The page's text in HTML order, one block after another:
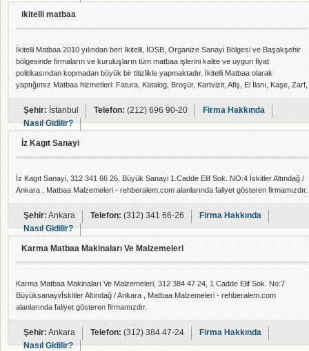
ikitelli matbaa
İkitelli Matbaa 2010 yılından beri İkitelli, İOSB, Organize Sanayi Bölgesi ve Başakşehir
bölgesinde firmaların ve kuruluşların tüm matbaa işlerini kalite ve uygun fiyat
politikasından kopmadan büyük bir titizlikle yapmaktadır. İkitelli Matbaa olarak
yaptığımız Matbaa hizmetleri: Fatura, Katalog, Broşür, Kartvizit, Afiş, El İlanı, Kaşe, Zarf,
Antetli Kağıt, Dergi, Ajanda, Bloknot, Davetiye, Cepli Dosya, Küp not, Küp Bloknot,
magnet, yaka kartı, Bardak Altlığı, Poster, Etiket Sticker, Kurumsal Kimlik, Ruhsat Kabı,
Takvim, Islak
Şehir:İstanbul Telefon:(212) 696 90-20
Firma Hakkında
Nasıl Gidilir?
İz Kagıt Sanayi
İz Kagıt Sanayi, 312 341 66 26, Büyük Sanayi 1.Cadde Elif Sok. NO:4 İskitler Altındağ /
Ankara , Matbaa Malzemeleri - rehberalem.com alanlarında faliyet gösteren firmamızdır.
Şehir:Ankara Telefon:(312) 341 66-26
Firma Hakkında
Nasıl Gidilir?
Karma Matbaa Makinaları Ve Malzemeleri
Karma Matbaa Makinaları Ve Malzemeleri, 312 384 47 24, 1.Cadde Elif Sok. No:7
Büyüksanayi/İskitler Altındağ / Ankara , Matbaa Malzemeleri - rehberalem.com
alanlarında faliyet gösteren firmamızdır.
Şehir:Ankara Telefon:(312) 384 47-24
Firma Hakkında
Nasıl Gidilir?